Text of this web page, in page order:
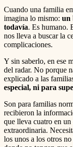
Cuando una familia
imagina lo mismo: un
todavía. Es humano.
nos lleva a buscar la
complicaciones.
Y sin saberlo, en ese
del radar. No porque
explicado a las
especial, ni para
Son para familias
recibieron la
que lleva cuatro en
extraordinaria.
los unos a los otros